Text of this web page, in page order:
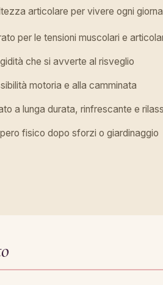
articolare per vivere ogni
per le tensioni muscolari e
che si avverte al risveglio
motoria e alla camminata
a lunga durata, rinfrescante e
fisico dopo sforzi o giardinaggio